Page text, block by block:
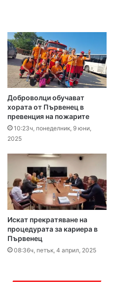
Доброволци обучават
хората от Първенец в
превенция на пожарите
10:23ч, понеделник, 9 юни,
2025
Искат прекратяване на
процедурата за кариера в
Първенец
08:36ч, петък, 4 април, 2025